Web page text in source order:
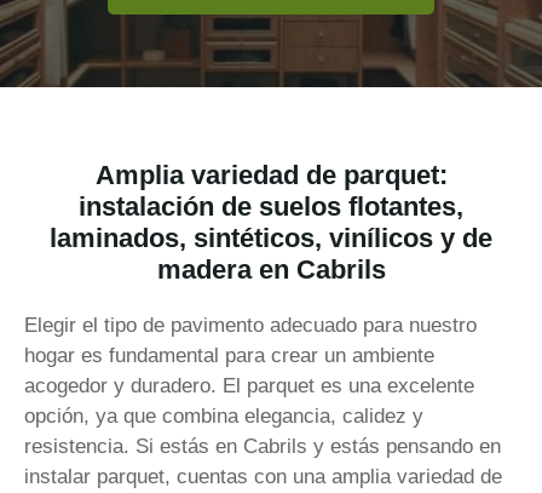
Amplia variedad de parquet:
instalación de suelos flotantes,
laminados, sintéticos, vinílicos y de
madera en Cabrils
Elegir el tipo de pavimento adecuado para nuestro
hogar es fundamental para crear un ambiente
acogedor y duradero. El parquet es una excelente
opción, ya que combina elegancia, calidez y
resistencia. Si estás en Cabrils y estás pensando en
instalar parquet, cuentas con una amplia variedad de